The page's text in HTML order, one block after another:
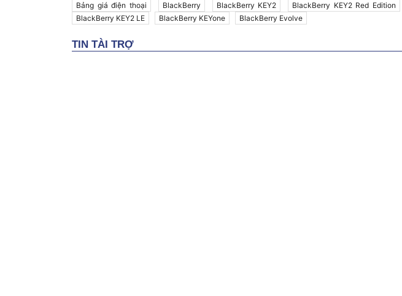
Bảng giá điện thoại
BlackBerry BlackBerry KEY2
BlackBerry KEY2 Red Edition
BlackBerry KEY2 LE
BlackBerry KEYone BlackBerry Evolve